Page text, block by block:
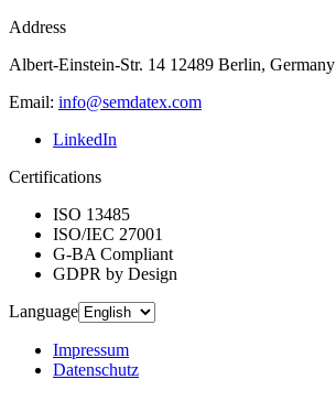
Address
Albert-Einstein-Str. 14 12489 Berlin, Germany
Email: info@semdatex.com
LinkedIn
Certifications
ISO 13485
ISO/IEC 27001
G-BA Compliant
GDPR by Design
Language
Impressum
Datenschutz